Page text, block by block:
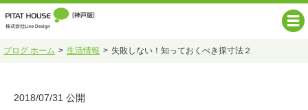
ブログ ホーム 生活情報 失敗しない！知っておくべき採寸法２
2018/07/31 公開